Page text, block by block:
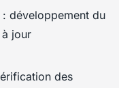
: développement du
jour
des